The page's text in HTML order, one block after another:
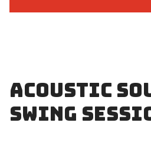
Acoustic
Swing